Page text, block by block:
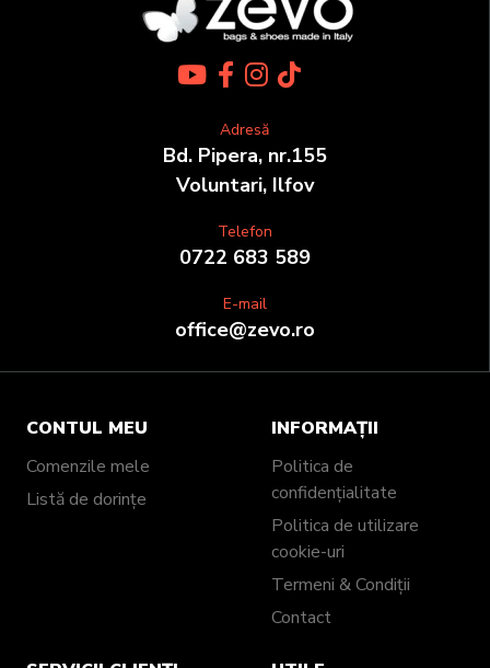
Adresă
Bd. Pipera, nr.155
Voluntari, Ilfov
Telefon
0722 683 589
E-mail
office@zevo.ro
CONTUL MEU
Comenzile mele
Listă de dorințe
INFORMAȚII
Politica de
confidențialitate
Politica de utilizare
cookie-uri
Termeni & Condiții
Contact